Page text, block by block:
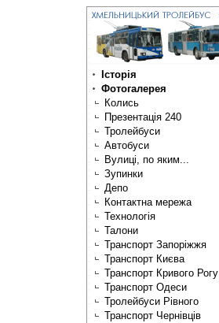
Історія
Фотогалерея
Колись
Презентація 240
Тролейбуси
Автобуси
Вулиці, по яким...
Зупинки
Депо
Контактна мережа
Технологія
Талони
Транспорт Запоріжжя
Транспорт Києва
Транспорт Кривого Рогу
Транспорт Одеси
Тролейбуси Рівного
Транспорт Чернівців